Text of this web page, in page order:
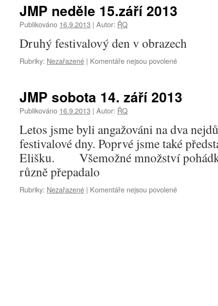
Úlibicích
JMP neděle 15.září 2013
Publikováno 16.9.2013 | Autor: ŘQ
Druhý festivalový den v obrazech
Rubriky: Nezařazené | Komentáře nejsou povolené
JMP
2013
JMP sobota 14. září 2013
Publikováno 16.9.2013 | Autor: ŘQ
Letos jsme byli angažováni na dva
festivalové dny. Poprvé jsme také
Elišku. Všemožné množství
různě přepadalo
Rubriky: Nezařazené | Komentáře nejsou povolené